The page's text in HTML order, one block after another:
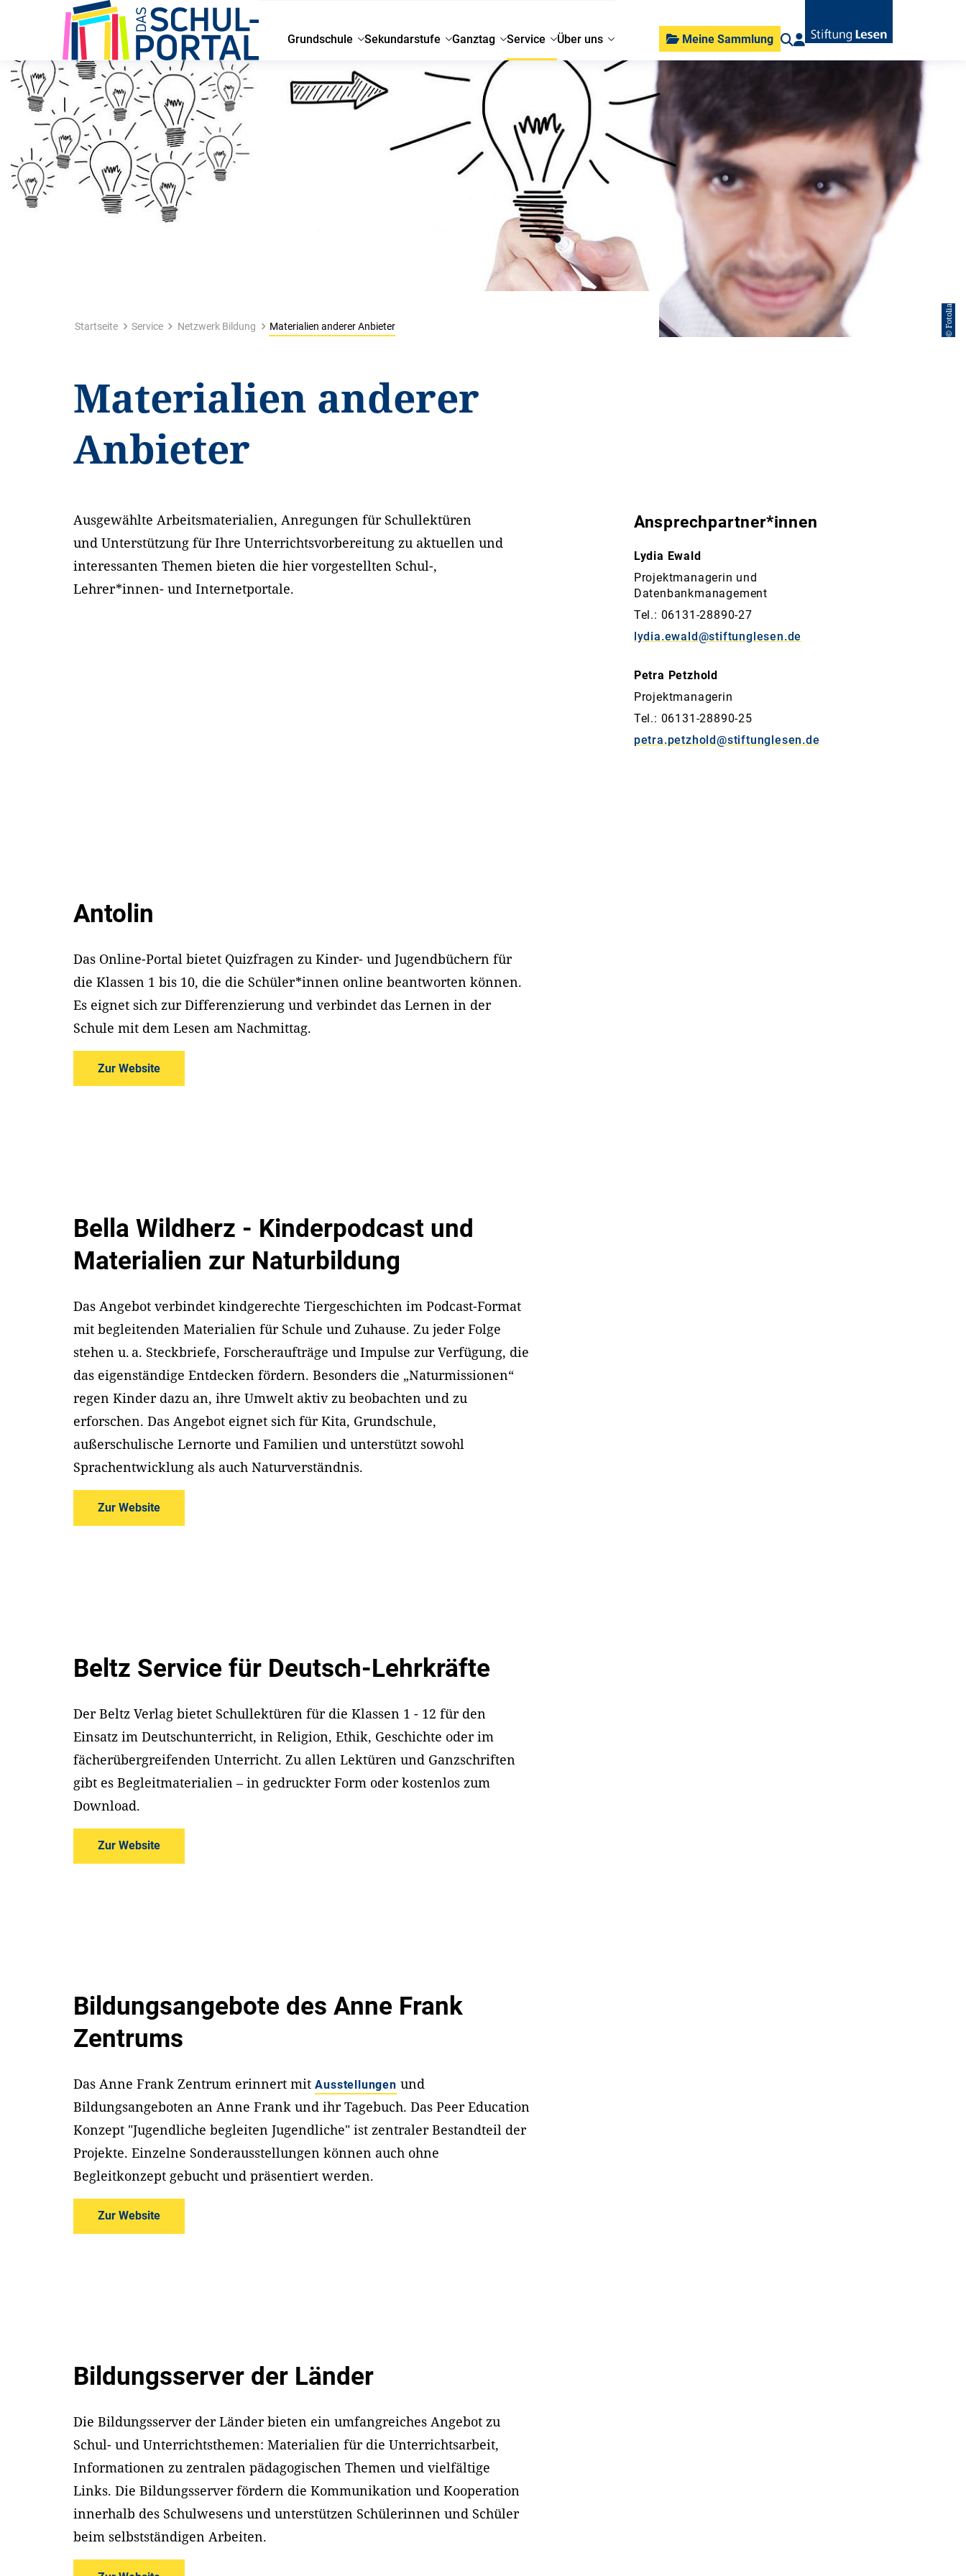
Grundschule Sekundarstufe Ganztag Service Über uns Meine Sammlung
© Fotolia
Startseite Service Netzwerk Bildung Materialien anderer Anbieter
Materialien anderer
Anbieter
Ausgewählte Arbeitsmaterialien, Anregungen für Schullektüren
und Unterstützung für Ihre Unterrichtsvorbereitung zu aktuellen und
interessanten Themen bieten die hier vorgestellten Schul-,
Lehrer*innen- und Internetportale.
Ansprechpartner*innen
Lydia Ewald
Projektmanagerin und
Datenbankmanagement
Tel.: 06131-28890-27
lydia.ewald@stiftunglesen.de
Petra Petzhold
Projektmanagerin
Tel.: 06131-28890-25
petra.petzhold@stiftunglesen.de
Antolin
Das Online-Portal bietet Quizfragen zu Kinder- und Jugendbüchern für
die Klassen 1 bis 10, die die Schüler*innen online beantworten können.
Es eignet sich zur Differenzierung und verbindet das Lernen in der
Schule mit dem Lesen am Nachmittag.
Zur Website
Bella Wildherz - Kinderpodcast und
Materialien zur Naturbildung
Das Angebot verbindet kindgerechte Tiergeschichten im Podcast-Format
mit begleitenden Materialien für Schule und Zuhause. Zu jeder Folge
stehen u. a. Steckbriefe, Forscheraufträge und Impulse zur Verfügung, die
das eigenständige Entdecken fördern. Besonders die „Naturmissionen“
regen Kinder dazu an, ihre Umwelt aktiv zu beobachten und zu
erforschen. Das Angebot eignet sich für Kita, Grundschule,
außerschulische Lernorte und Familien und unterstützt sowohl
Sprachentwicklung als auch Naturverständnis.
Zur Website
Beltz Service für Deutsch-Lehrkräfte
Der Beltz Verlag bietet Schullektüren für die Klassen 1 - 12 für den
Einsatz im Deutschunterricht, in Religion, Ethik, Geschichte oder im
fächerübergreifenden Unterricht. Zu allen Lektüren und Ganzschriften
gibt es Begleitmaterialien – in gedruckter Form oder kostenlos zum
Download.
Zur Website
Bildungsangebote des Anne Frank
Zentrums
Das Anne Frank Zentrum erinnert mitAusstellungen und
Bildungsangeboten an Anne Frank und ihr Tagebuch. Das Peer Education
Konzept "Jugendliche begleiten Jugendliche" ist zentraler Bestandteil der
Projekte. Einzelne Sonderausstellungen können auch ohne
Begleitkonzept gebucht und präsentiert werden.
Zur Website
Bildungsserver der Länder
Die Bildungsserver der Länder bieten ein umfangreiches Angebot zu
Schul- und Unterrichtsthemen: Materialien für die Unterrichtsarbeit,
Informationen zu zentralen pädagogischen Themen und vielfältige
Links. Die Bildungsserver fördern die Kommunikation und Kooperation
innerhalb des Schulwesens und unterstützen Schülerinnen und Schüler
beim selbstständigen Arbeiten.